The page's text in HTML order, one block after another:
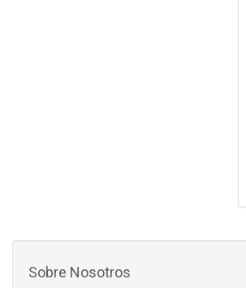
Sobre Nosotros